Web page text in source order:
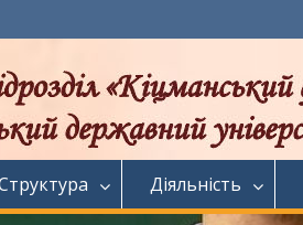
Діяльність